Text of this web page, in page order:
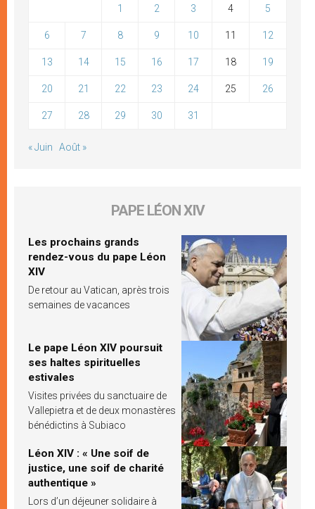
1 2 3 4 5
6 7 8 9 10 11 12
13 14 15 16 17 18 19
20 21 22 23 24 25 26
27 28 29 30 31
« Juin Août »
PAPE LÉON XIV
Les prochains grands
rendez-vous du pape Léon
XIV
De retour au Vatican, après trois
semaines de vacances
Le pape Léon XIV poursuit
ses haltes spirituelles
estivales
Visites privées du sanctuaire de
Vallepietra et de deux monastères
bénédictins à Subiaco
Léon XIV : « Une soif de
justice, une soif de charité
authentique »
Lors d’un déjeuner solidaire à